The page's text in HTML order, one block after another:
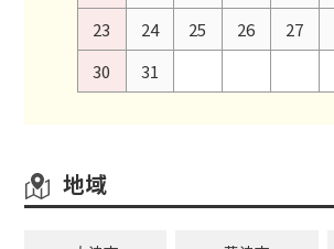
23
24 25 26 27
30
31
地域